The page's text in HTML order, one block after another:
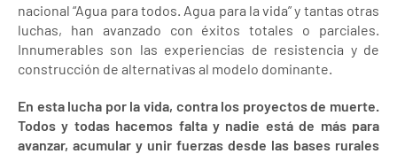
nacional “Agua para todos. Agua para la vida” y tantas otras
luchas, han avanzado con éxitos totales o parciales.
Innumerables son las experiencias de resistencia y de
construcción de alternativas al modelo dominante.
En esta lucha por la vida, contra los proyectos de muerte.
Todos y todas hacemos falta y nadie está de más para
avanzar, acumular y unir fuerzas desde las bases rurales